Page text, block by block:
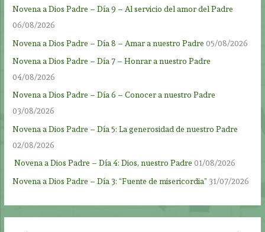
Novena a Dios Padre – Día 9 – Al servicio del amor del Padre
06/08/2026
Novena a Dios Padre – Día 8 – Amar a nuestro Padre 05/08/2026
Novena a Dios Padre – Día 7 – Honrar a nuestro Padre
04/08/2026
Novena a Dios Padre – Día 6 – Conocer a nuestro Padre
03/08/2026
Novena a Dios Padre – Día 5: La generosidad de nuestro Padre
02/08/2026
Novena a Dios Padre – Día 4: Dios, nuestro Padre 01/08/2026
Novena a Dios Padre – Día 3: “Fuente de misericordia” 31/07/2026